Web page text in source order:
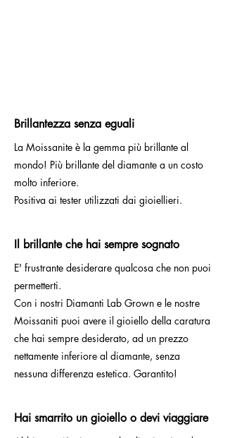
Brillantezza senza eguali
La Moissanite è la gemma più brillante al
mondo! Più brillante del diamante a un costo
molto inferiore.
Positiva ai tester utilizzati dai gioiellieri.
Il brillante che hai sempre sognato
E' frustrante desiderare qualcosa che non puoi
permetterti.
Con i nostri Diamanti Lab Grown e le nostre
Moissaniti puoi avere il gioiello della caratura
che hai sempre desiderato, ad un prezzo
nettamente inferiore al diamante, senza
nessuna differenza estetica. Garantito!
Hai smarrito un gioiello o devi viaggiare